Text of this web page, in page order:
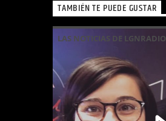
TAMBIÉN TE PUEDE GUSTAR
LAS NOTICIAS DE LGNRADIO